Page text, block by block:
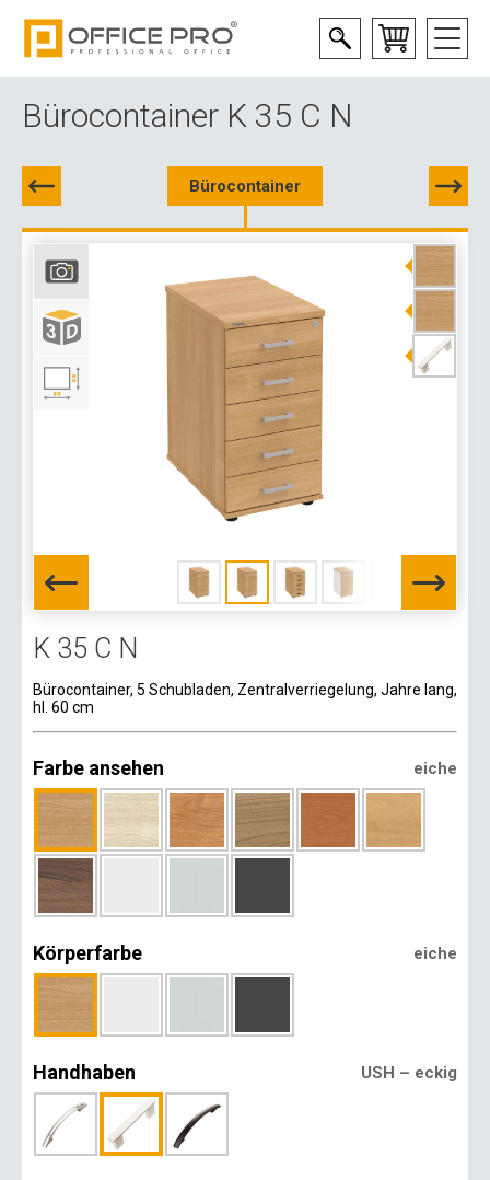
Bürocontainer K 35 C N
Bürocontainer
K 35 C N
Bürocontainer, 5 Schubladen, Zentralverriegelung, Jahre lang,
hl. 60 cm
Farbe ansehen eiche
Körperfarbe eiche
Handhaben USH – eckig